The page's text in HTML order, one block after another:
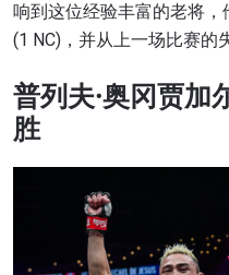
响到这位经验丰富的老将
(1 NC)，并从上一场比赛的
普列夫·奥冈贾加
胜